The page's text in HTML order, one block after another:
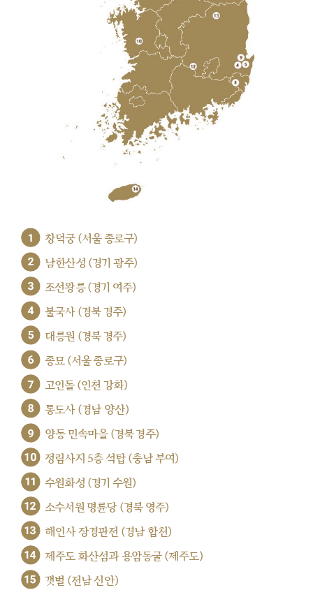
1 창덕궁 (서울 종로구)
2 남한산성 (경기 광주)
3 조선왕릉 (경기 여주)
4 불국사 (경북 경주)
5 대릉원 (경북 경주)
6 종묘 (서울 종로구)
7 고인돌 (인천 강화)
8 통도사 (경남 양산)
9 양동 민속마을 (경북 경주)
10 정림사지 5층 석탑 (충남 부여)
11 수원화성 (경기 수원)
12 소수서원 명륜당 (경북 영주)
13 해인사 장경판전 (경남 합천)
14 제주도 화산섬과 용암동굴 (제주도)
15 갯벌 (전남 신안)